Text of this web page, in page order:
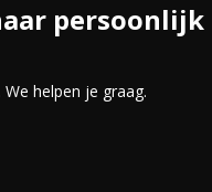
persoonlijk
helpen je graag.